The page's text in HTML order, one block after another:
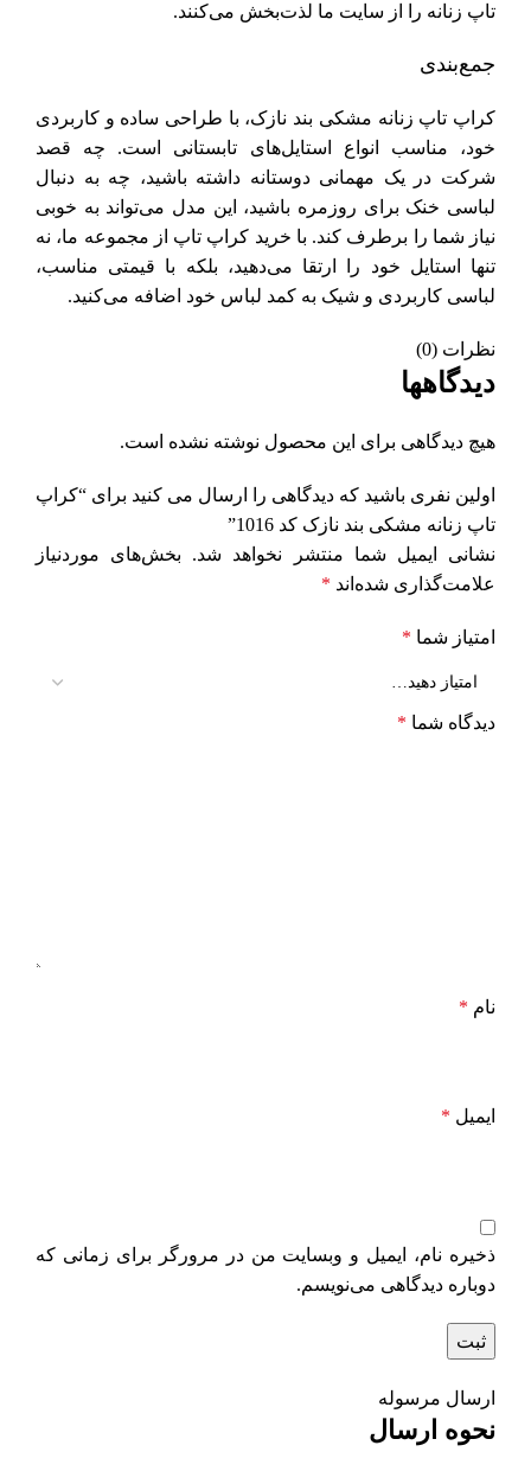
تاپ زنانه را از سایت ما لذت‌بخش می‌کنند.
جمع‌بندی
کراپ تاپ زنانه مشکی بند نازک، با طراحی ساده و کاربردی
خود، مناسب انواع استایل‌های تابستانی است. چه قصد
شرکت در یک مهمانی دوستانه داشته باشید، چه به دنبال
لباسی خنک برای روزمره باشید، این مدل می‌تواند به خوبی
نیاز شما را برطرف کند. با خرید کراپ تاپ از مجموعه ما، نه
تنها استایل خود را ارتقا می‌دهید، بلکه با قیمتی مناسب،
لباسی کاربردی و شیک به کمد لباس خود اضافه می‌کنید.
نظرات (0)
دیدگاهها
هیچ دیدگاهی برای این محصول نوشته نشده است.
اولین نفری باشید که دیدگاهی را ارسال می کنید برای “کراپ
تاپ زنانه مشکی بند نازک کد 1016”
نشانی ایمیل شما منتشر نخواهد شد.
بخش‌های موردنیاز
علامت‌گذاری شده‌اند *
امتیاز شما *
دیدگاه شما *
نام *
ایمیل *
ذخیره نام، ایمیل و وبسایت من در مرورگر برای زمانی که
دوباره دیدگاهی می‌نویسم.
ارسال مرسوله
نحوه ارسال